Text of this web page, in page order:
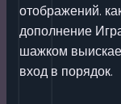
отображений.
дополнение
шажком
вход в порядок.